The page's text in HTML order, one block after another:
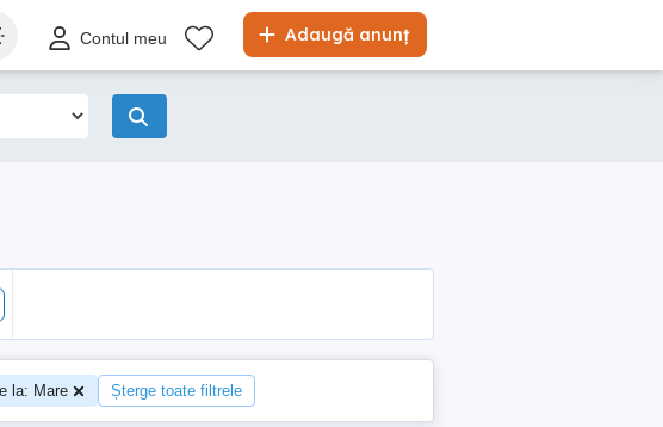
Adaugă anunț
Contul meu
la: Mare Șterge toate filtrele